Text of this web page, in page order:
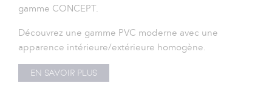
gamme CONCEPT.
Découvrez une gamme PVC moderne avec une
apparence intérieure/extérieure homogène.
EN SAVOIR PLUS